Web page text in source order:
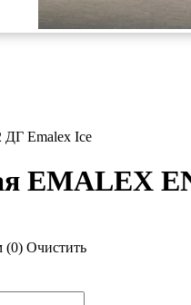
Emalex Ice
EMALEX
(0) Очистить